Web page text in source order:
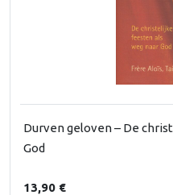
Durven geloven – De
God
13,90 €